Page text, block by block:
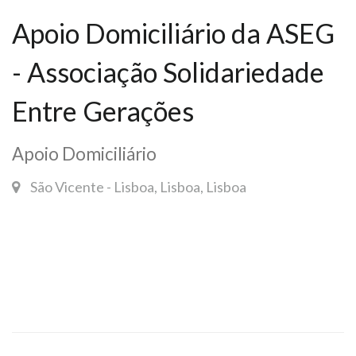
Apoio Domiciliário da ASEG
- Associação Solidariedade
Entre Gerações
Apoio Domiciliário
São Vicente - Lisboa, Lisboa, Lisboa